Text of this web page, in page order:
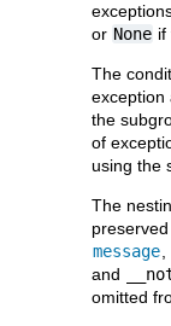
or None if
The
exception
the
of
using the
The
message
and
omitted